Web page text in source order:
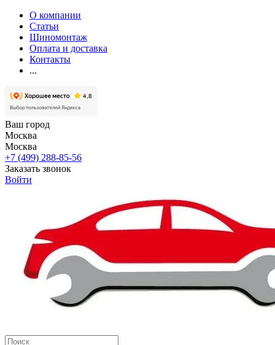
О компании
Статьи
Шиномонтаж
Оплата и доставка
Контакты
...
Ваш город
Москва
Москва
+7 (499) 288-85-56
Заказать звонок
Войти